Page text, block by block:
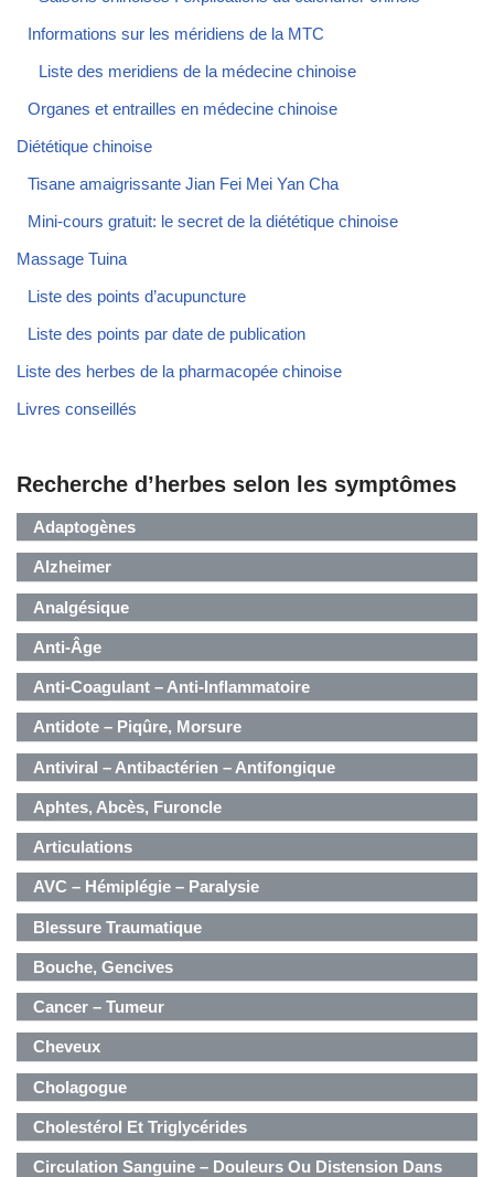
Informations sur les méridiens de la MTC
Liste des meridiens de la médecine chinoise
Organes et entrailles en médecine chinoise
Diététique chinoise
Tisane amaigrissante Jian Fei Mei Yan Cha
Mini-cours gratuit: le secret de la diététique chinoise
Massage Tuina
Liste des points d’acupuncture
Liste des points par date de publication
Liste des herbes de la pharmacopée chinoise
Livres conseillés
Recherche d’herbes selon les symptômes
Adaptogènes
Alzheimer
Analgésique
Anti-Âge
Anti-Coagulant – Anti-Inflammatoire
Antidote – Piqûre, Morsure
Antiviral – Antibactérien – Antifongique
Aphtes, Abcès, Furoncle
Articulations
AVC – Hémiplégie – Paralysie
Blessure Traumatique
Bouche, Gencives
Cancer – Tumeur
Cheveux
Cholagogue
Cholestérol Et Triglycérides
Circulation Sanguine – Douleurs Ou Distension Dans